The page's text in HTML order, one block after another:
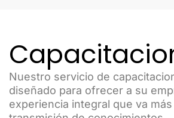
Nuestro servicio de
diseñado para ofrecer a su
experiencia integral que va